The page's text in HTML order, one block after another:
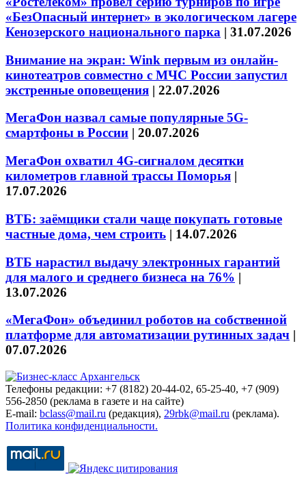
«БезОпасный интернет» в экологическом лагере
Кенозерского национального парка | 31.07.2026
Внимание на экран: Wink первым из онлайн-
кинотеатров совместно с МЧС России запустил
экстренные оповещения | 22.07.2026
МегаФон назвал самые популярные 5G-
смартфоны в России | 20.07.2026
МегаФон охватил 4G-сигналом десятки
километров главной трассы Поморья |
17.07.2026
ВТБ: заёмщики стали чаще покупать готовые
частные дома, чем строить | 14.07.2026
ВТБ нарастил выдачу электронных гарантий
для малого и среднего бизнеса на 76% |
13.07.2026
«МегаФон» объединил роботов на собственной
платформе для автоматизации рутинных задач |
07.07.2026
Телефоны редакции: +7 (8182) 20-44-02, 65-25-40, +7 (909)
556-2850 (реклама в газете и на сайте)
E-mail: bclass@mail.ru (редакция), 29rbk@mail.ru (реклама).
Политика конфиденциальности.